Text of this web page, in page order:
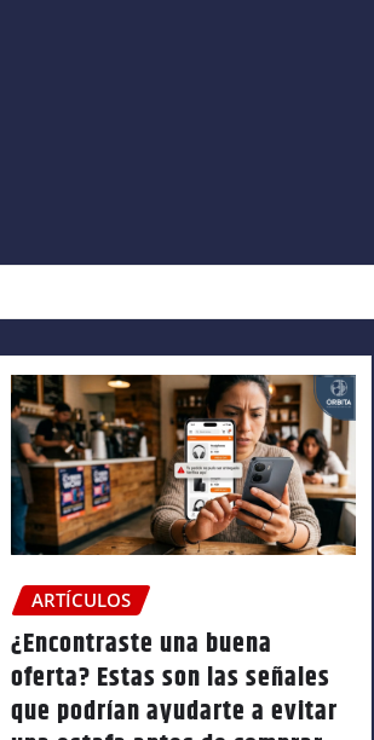
ARTÍCULOS
¿Encontraste una buena
oferta? Estas son las señales
que podrían ayudarte a evitar